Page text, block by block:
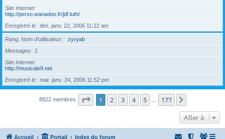
Site Internet
http://perso.wanadoo.fr/jdf.luth/
Enregistré le
dim. janv. 22, 2006 11:22 am
Rang, Nom d’utilisateur
zyryab
Messages
2
Site Internet
http://musicale9.net
Enregistré le
mar. janv. 24, 2006 11:52 pm
8822 membres Page 1sur177
1 2 3 4 5 177
Aller à
Accueil Portail Index du forum